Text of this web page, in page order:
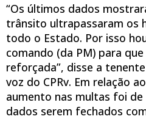
“Os últimos dados
trânsito ultrapassaram os
todo o Estado. Por isso
comando (da PM) para
reforçada”, disse a
voz do CPRv. Em relação
aumento nas multas foi de
dados serem fechados